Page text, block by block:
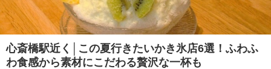
心斎橋駅近く│この夏行きたいかき氷店6選！ふわふ
わ食感から素材にこだわる贅沢な一杯も